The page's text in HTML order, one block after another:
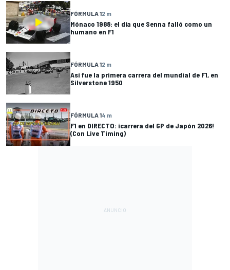
FÓRMULA 12 m
Mónaco 1988: el día que Senna falló como un
humano en F1
FÓRMULA 12 m
Así fue la primera carrera del mundial de F1, en
Silverstone 1950
FÓRMULA 14 m
F1 en DIRECTO: ¡carrera del GP de Japón 2026!
(Con Live Timing)